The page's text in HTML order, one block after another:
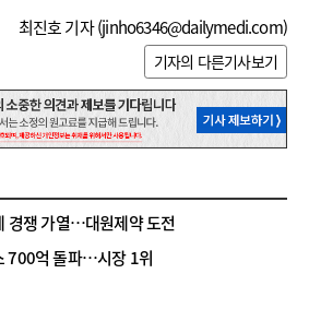
최진호 기자 (jinho6346@dailymedi.com)
기자의 다른기사보기
경쟁 가열…대원제약 도전
700억 돌파…시장 1위